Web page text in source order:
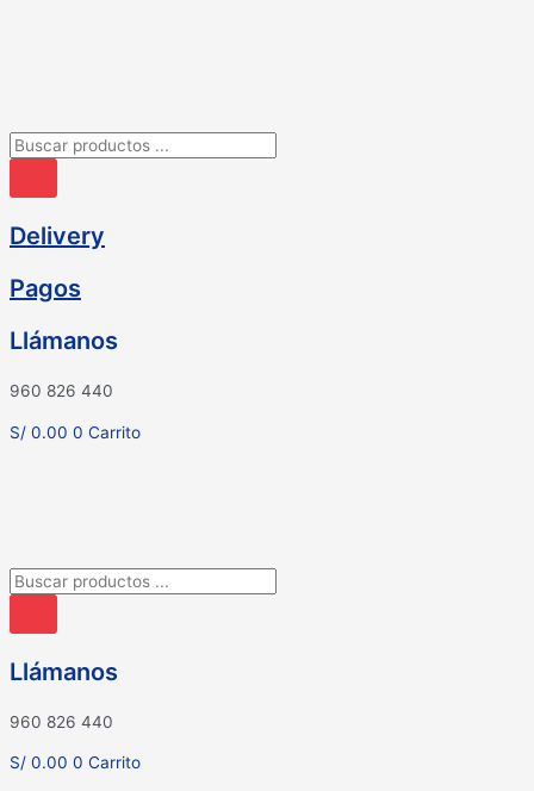
Búsqueda
productos
Delivery
Pagos
Llámanos
960 826 440
S/ 0.00 0 Carrito
Búsqueda
productos
Llámanos
960 826 440
S/ 0.00 0 Carrito